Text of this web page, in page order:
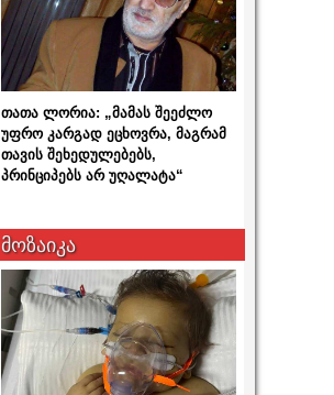
თათა ლორია: „მამას შეეძლო
უფრო კარგად ეცხოვრა, მაგრამ
თავის შეხედულებებს,
პრინციპებს არ უღალატა“
მოზაიკა